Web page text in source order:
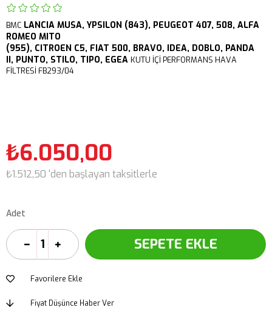
BMC LANCIA MUSA, YPSILON (843), PEUGEOT 407, 508, ALFA
ROMEO MITO
(955), CITROEN C5, FIAT 500, BRAVO, IDEA, DOBLO, PANDA
II, PUNTO, STILO, TIPO, EGEA KUTU İÇİ PERFORMANS HAVA
FİLTRESİ FB293/04
₺6.050,00
₺1.512,50 'den başlayan taksitlerle
Adet
Favorilere Ekle
Fiyat Düşünce Haber Ver